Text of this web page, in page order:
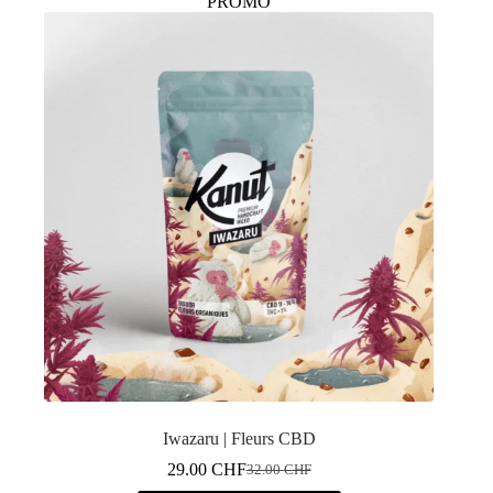
Iwazaru | Fleurs CBD
32.00CHF
Le
29.00 CHFLe